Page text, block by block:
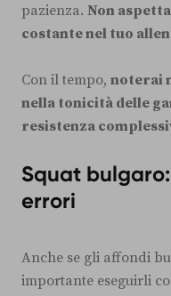
pazienza. Non
costante nel tuo
Con il tempo, noterai
nella tonicità delle
resistenza
Squat
errori
Anche se gli affondi
importante eseguirli